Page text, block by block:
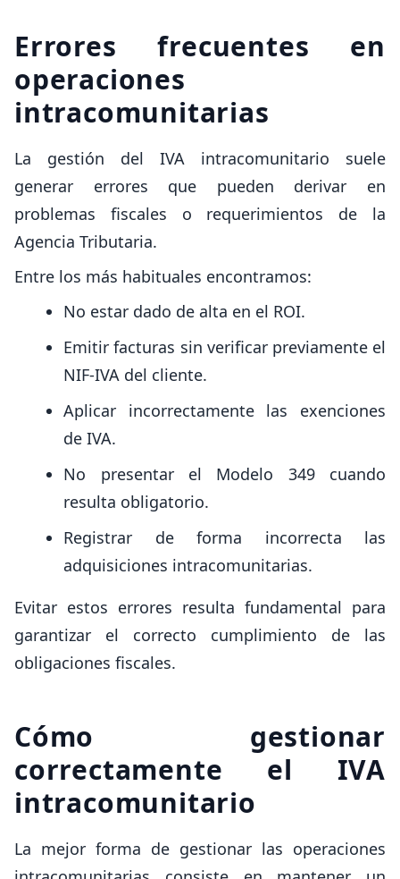
Errores frecuentes en
operaciones
intracomunitarias
La gestión del IVA intracomunitario suele
generar errores que pueden derivar en
problemas fiscales o requerimientos de la
Agencia Tributaria.
Entre los más habituales encontramos:
No estar dado de alta en el ROI.
Emitir facturas sin verificar previamente el
NIF-IVA del cliente.
Aplicar incorrectamente las exenciones
de IVA.
No presentar el Modelo 349 cuando
resulta obligatorio.
Registrar de forma incorrecta las
adquisiciones intracomunitarias.
Evitar estos errores resulta fundamental para
garantizar el correcto cumplimiento de las
obligaciones fiscales.
Cómo gestionar
correctamente el IVA
intracomunitario
La mejor forma de gestionar las operaciones